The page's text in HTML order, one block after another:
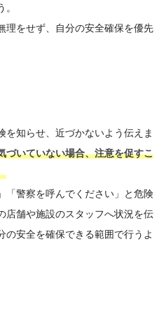
理をせず、自分の安全確保を優先
を知らせ、近づかないよう伝えま
づいていない場合、注意を促すこ
「警察を呼んでください」と危険
店舗や施設のスタッフへ状況を伝
の安全を確保できる範囲で行うよ